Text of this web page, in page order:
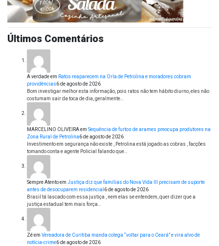
Últimos Comentários
A verdadeem Ratos reaparecem na Orla de Petrolina e moradores cobram
providências6 de agosto de 2026
Bom investigar melhor esta informação, pois ratos não tem hábito diurno, eles não
costumam sair da toca de dia, geralmente…
MARCELINO OLIVEIRAem Sequência de furtos de arames preocupa produtores na
Zona Rural de Petrolina6 de agosto de 2026
Investimento em segurança não existe , Petrolina está jogado as cobras , facções
tomando conta e agente Policial falando que…
Sempre Atentoem Justiça diz que famílias do Nova Vida III precisam de suporte
antes de desocuparem residencial 6 de agosto de 2026
Brasil tá lascado com essa justiça , nem elas se entendem, quer dizer que a
justiça estadual tem mais força…
Zéem Vereadora de Curitiba manda colega “voltar para o Ceará” e vira alvo de
notícia-crime6 de agosto de 2026